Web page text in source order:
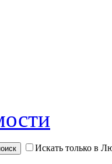
Искать только в